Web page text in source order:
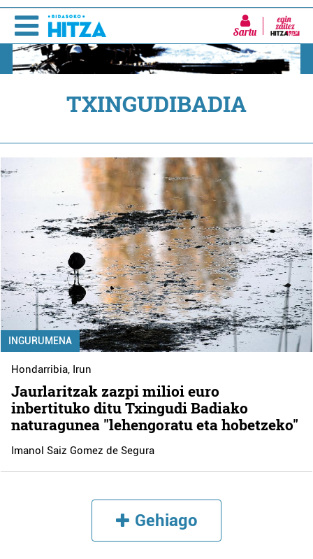
Sartu
TXINGUDIBADIA
INGURUMENA
Hondarribia, Irun
Jaurlaritzak zazpi milioi euro
inbertituko ditu Txingudi Badiako
naturagunea "lehengoratu eta hobetzeko"
Imanol Saiz Gomez de Segura
Gehiago